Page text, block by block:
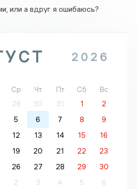
или а вдруг я ошибаюсь?
2026
Ср Чт Пт Сб
Вс
29 30 31 1
2
5 6 7 8
9
12 13 14 15
16
19 20 21 22
23
26 27 28 29
30
2 3 4 5 6